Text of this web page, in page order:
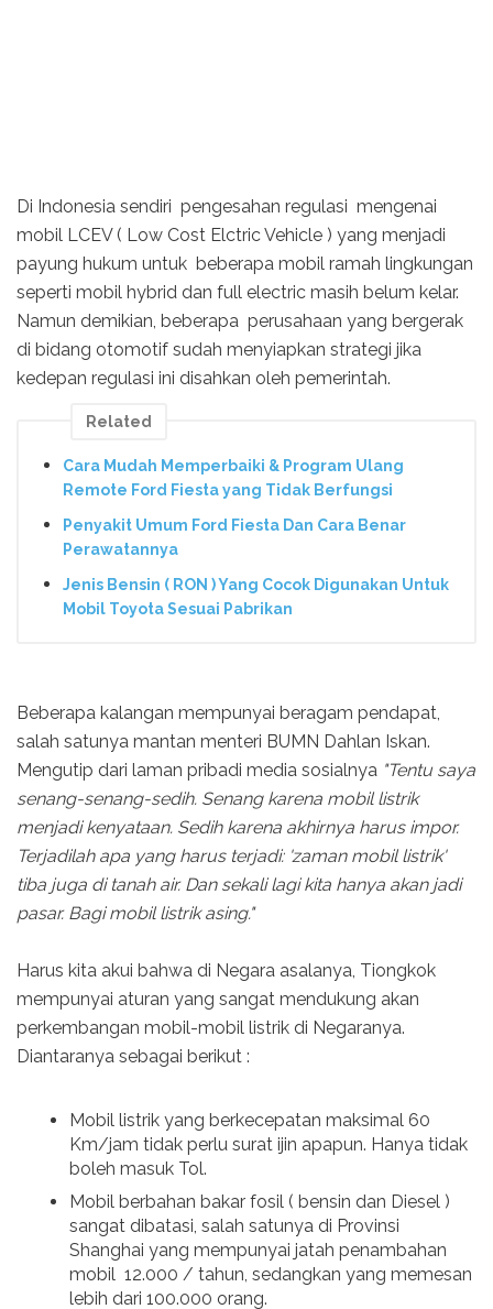
Di Indonesia sendiri pengesahan regulasi mengenai
mobil LCEV ( Low Cost Elctric Vehicle ) yang menjadi
payung hukum untuk beberapa mobil ramah lingkungan
seperti mobil hybrid dan full electric masih belum kelar.
Namun demikian, beberapa perusahaan yang bergerak
di bidang otomotif sudah menyiapkan strategi jika
kedepan regulasi ini disahkan oleh pemerintah.
Related
Cara Mudah Memperbaiki & Program Ulang
Remote Ford Fiesta yang Tidak Berfungsi
Penyakit Umum Ford Fiesta Dan Cara Benar
Perawatannya
Jenis Bensin ( RON ) Yang Cocok Digunakan Untuk
Mobil Toyota Sesuai Pabrikan
Beberapa kalangan mempunyai beragam pendapat,
salah satunya mantan menteri BUMN Dahlan Iskan.
Mengutip dari laman pribadi media sosialnya "Tentu saya
senang-senang-sedih. Senang karena mobil listrik
menjadi kenyataan. Sedih karena akhirnya harus impor.
Terjadilah apa yang harus terjadi: 'zaman mobil listrik'
tiba juga di tanah air. Dan sekali lagi kita hanya akan jadi
pasar. Bagi mobil listrik asing."
Harus kita akui bahwa di Negara asalanya, Tiongkok
mempunyai aturan yang sangat mendukung akan
perkembangan mobil-mobil listrik di Negaranya.
Diantaranya sebagai berikut :
Mobil listrik yang berkecepatan maksimal 60
Km/jam tidak perlu surat ijin apapun. Hanya tidak
boleh masuk Tol.
Mobil berbahan bakar fosil ( bensin dan Diesel )
sangat dibatasi, salah satunya di Provinsi
Shanghai yang mempunyai jatah penambahan
mobil 12.000 / tahun, sedangkan yang memesan
lebih dari 100.000 orang.